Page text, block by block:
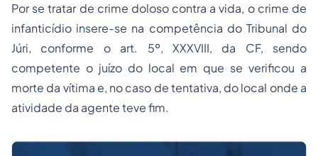
Por se tratar de crime doloso contra a vida, o crime de
infanticídio insere-se na competência do Tribunal do
Júri, conforme o art. 5º, XXXVIII, da CF, sendo
competente o juízo do local em que se verificou a
morte da vítima e, no caso de tentativa, do local onde a
atividade da agente teve fim.